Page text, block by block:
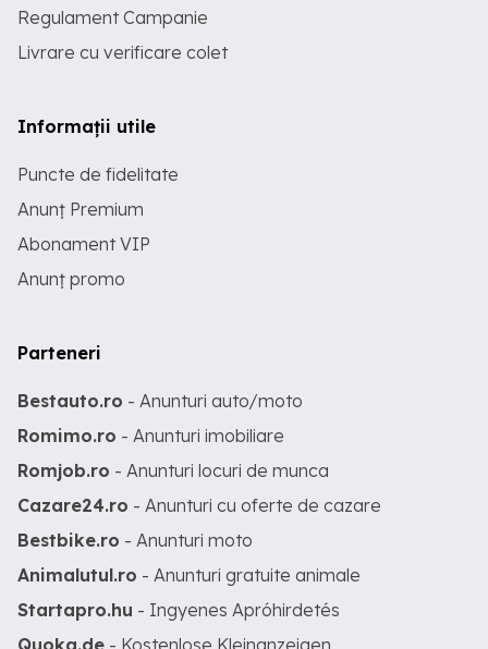
Regulament Campanie
Livrare cu verificare colet
Informații utile
Puncte de fidelitate
Anunț Premium
Abonament VIP
Anunț promo
Parteneri
Bestauto.ro - Anunturi auto/moto
Romimo.ro - Anunturi imobiliare
Romjob.ro - Anunturi locuri de munca
Cazare24.ro - Anunturi cu oferte de cazare
Bestbike.ro - Anunturi moto
Animalutul.ro - Anunturi gratuite animale
Startapro.hu - Ingyenes Apróhirdetés
Quoka.de - Kostenlose Kleinanzeigen